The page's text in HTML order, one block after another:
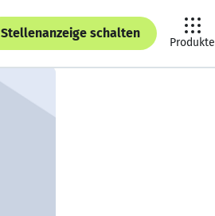
Stellenanzeige schalten
Produkte